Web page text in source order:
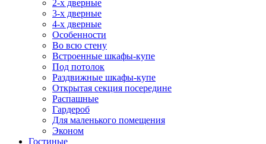
2-х дверные
3-х дверные
4-х дверные
Особенности
Во всю стену
Встроенные шкафы-купе
Под потолок
Раздвижные шкафы-купе
Открытая секция посередине
Распашные
Гардероб
Для маленького помещения
Эконом
Гостиные